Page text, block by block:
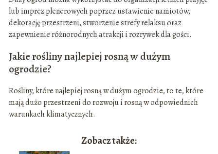
lub imprez plenerowych poprzez ustawienie namiotów,
dekorację przestrzeni, stworzenie strefy relaksu oraz
zapewnienie różnorodnych atrakcji i rozrywek dla gości.
Jakie rośliny najlepiej rosną w dużym
ogrodzie?
Rośliny, które najlepiej rosną w dużym ogrodzie, to te, które
mają dużo przestrzeni do rozwoju i rosną w odpowiednich
warunkach klimatycznych.
Zobacz także: